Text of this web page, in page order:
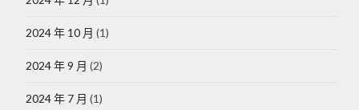
2024 年 10 月 (1)
2024 年 9 月 (2)
2024 年 7 月 (1)